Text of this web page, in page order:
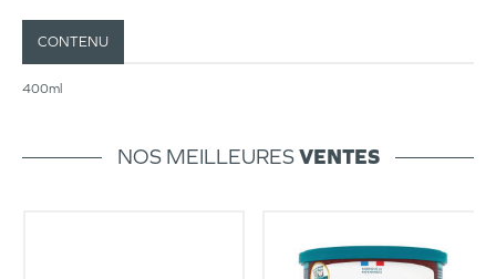
CONTENU
400ml
NOS MEILLEURESVENTES